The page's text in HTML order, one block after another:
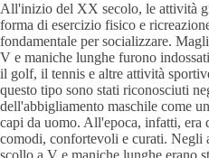
All'inizio del XX secolo, le attività
forma di esercizio fisico e
fondamentale per socializzare.
V e maniche lunghe furono
il golf, il tennis e altre attività
questo tipo sono stati riconosciuti
dell'abbigliamento maschile come
capi da uomo. All'epoca, infatti,
comodi, confortevoli e curati. Negli